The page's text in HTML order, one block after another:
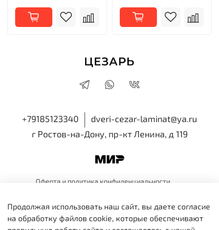
+79185123340
dveri-cezar-laminat@ya.ru
г Ростов-на-Дону, пр-кт Ленина, д 119
Оферта и политика конфиденциальности
ИП Семенова Виктория Николаевна
ИНН 616518514810 ОГРНИП 318819600109991
Продолжая использовать наш сайт, вы даете согласие
на обработку файлов cookie, которые обеспечивают